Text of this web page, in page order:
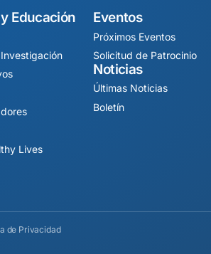
Educación
Lives
Eventos
Próximos Eventos
Solicitud de Patrocinio
Noticias
Últimas Noticias
Boletín
de Privacidad